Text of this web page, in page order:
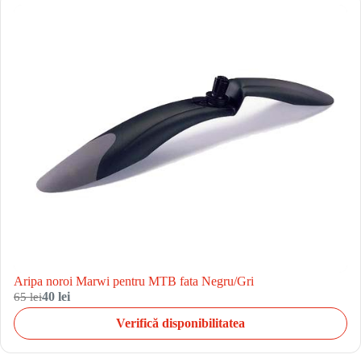
Aripa noroi Marwi pentru MTB fata Negru/Gri
65 lei40 lei
Verifică disponibilitatea